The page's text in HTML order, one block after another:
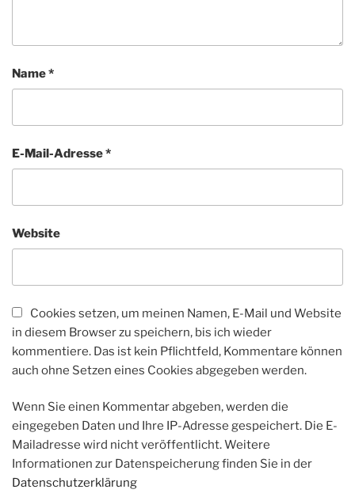
Name*
E-Mail-Adresse*
Website
Cookies setzen, um meinen Namen, E-Mail und Website
in diesem Browser zu speichern, bis ich wieder
kommentiere. Das ist kein Pflichtfeld, Kommentare können
auch ohne Setzen eines Cookies abgegeben werden.
Wenn Sie einen Kommentar abgeben, werden die
eingegeben Daten und Ihre IP-Adresse gespeichert. Die E-
Mailadresse wird nicht veröffentlicht. Weitere
Informationen zur Datenspeicherung finden Sie in der
Datenschutzerklärung